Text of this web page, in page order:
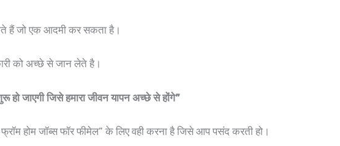
हैं जो एक आदमी कर सकता है।
को अच्छे से जान लेते है।
जाएगी जिसे हमारा जीवन यापन अच्छे से होंगे”
होम जॉब्स फॉर फीमेल” के लिए वही करना है जिसे आप पसंद करती हो।